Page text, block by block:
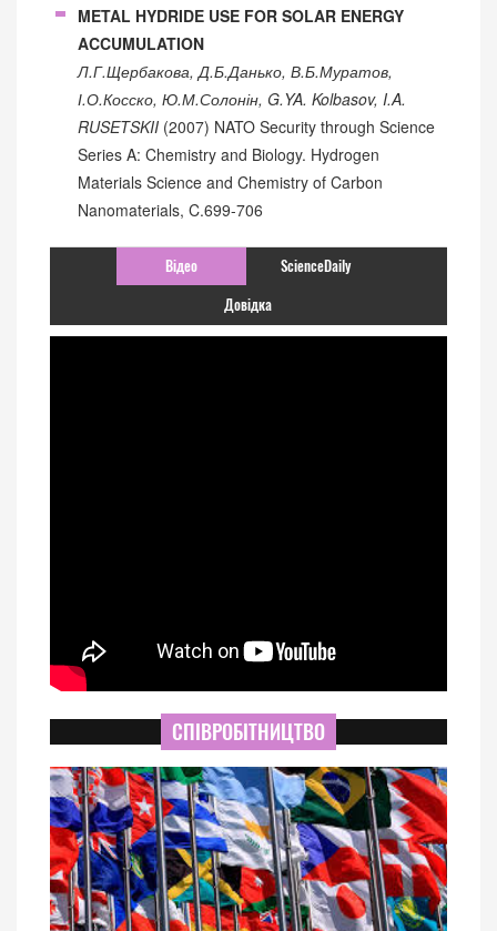
METAL HYDRIDE USE FOR SOLAR ENERGY
ACCUMULATION
Л.Г.Щербакова, Д.Б.Данько, В.Б.Муратов,
І.О.Косско, Ю.М.Солонін, G.YA. Kolbasov, I.A.
RUSETSKII (2007) NATO Security through Science
Series A: Chemistry and Biology. Hydrogen
Materials Science and Chemistry of Carbon
Nanomaterials, C.699-706
Відео ScienceDaily
Довідка
СПІВРОБІТНИЦТВО